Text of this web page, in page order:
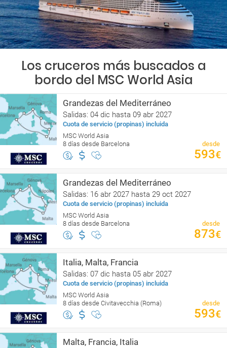
Los cruceros más buscados a
bordo del MSC World Asia
Grandezas del Mediterráneo
Salidas: 04 dic hasta 09 abr 2027
Cuota de servicio (propinas) incluida
MSC World Asia
8 días desde Barcelona
desde
593€
Grandezas del Mediterráneo
Salidas: 16 abr 2027 hasta 29 oct 2027
Cuota de servicio (propinas) incluida
MSC World Asia
8 días desde Barcelona
desde
873€
Italia, Malta, Francia
Salidas: 07 dic hasta 05 abr 2027
Cuota de servicio (propinas) incluida
MSC World Asia
8 días desde Civitavecchia (Roma)
desde
593€
Malta, Francia, Italia